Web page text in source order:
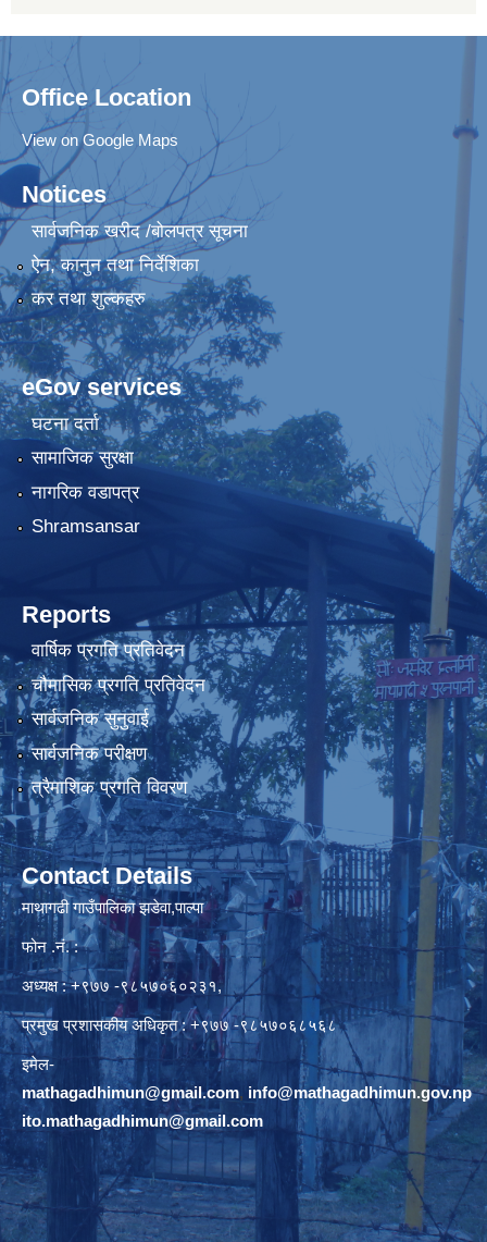
Office Location
View on Google Maps
Notices
सार्वजनिक खरीद /बोलपत्र सूचना
ऐन, कानुन तथा निर्देशिका
कर तथा शुल्कहरु
eGov services
घटना दर्ता
सामाजिक सुरक्षा
नागरिक वडापत्र
Shramsansar
Reports
वार्षिक प्रगति प्रतिवेदन
चौमासिक प्रगति प्रतिवेदन
सार्वजनिक सुनुवाई
सार्वजनिक परीक्षण
त्रैमाशिक प्रगति विवरण
Contact Details
माथागढी गाउँपालिका झडेवा,पाल्पा
फोन .नं. :
अध्यक्ष : +९७७ -९८५७०६०२३१,
प्रमुख प्रशासकीय अधिकृत : +९७७ -९८५७०६८५६८
इमेल-
mathagadhimun@gmail.com, info@mathagadhimun.gov.np
ito.mathagadhimun@gmail.com